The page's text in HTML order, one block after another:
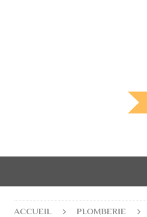
ACCUEIL PLOMBERIE